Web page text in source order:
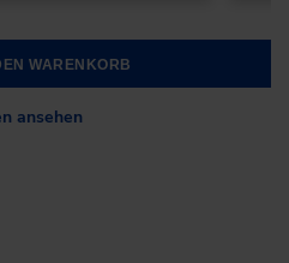
WARENKORB
ansehen